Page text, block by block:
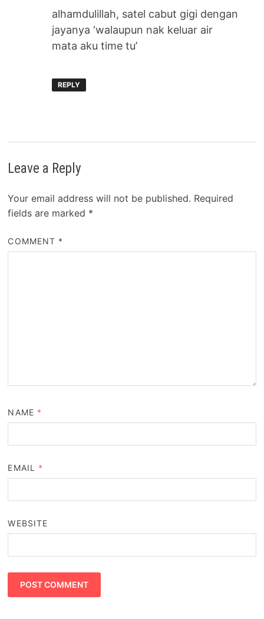
alhamdulillah, satel cabut gigi dengan
jayanya ‘walaupun nak keluar air
mata aku time tu’
REPLY
Leave a Reply
Your email address will not be published. Required
fields are marked *
COMMENT *
NAME *
EMAIL *
WEBSITE